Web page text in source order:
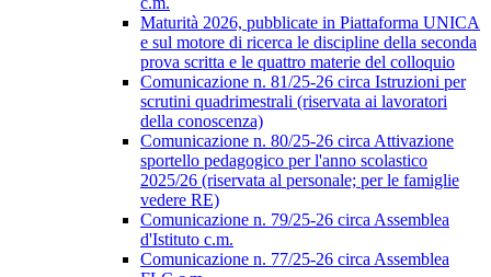
Maturità 2026, pubblicate in Piattaforma UNICA
e sul motore di ricerca le discipline della seconda
prova scritta e le quattro materie del colloquio
Comunicazione n. 81/25-26 circa Istruzioni per
scrutini quadrimestrali (riservata ai lavoratori
della conoscenza)
Comunicazione n. 80/25-26 circa Attivazione
sportello pedagogico per l'anno scolastico
2025/26 (riservata al personale; per le famiglie
vedere RE)
Comunicazione n. 79/25-26 circa Assemblea
d'Istituto c.m.
Comunicazione n. 77/25-26 circa Assemblea